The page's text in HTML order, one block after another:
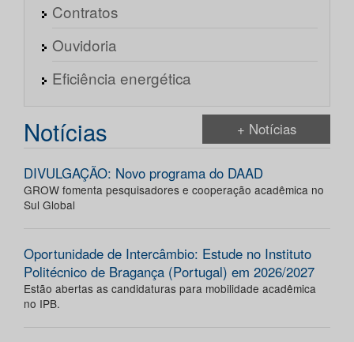
Contratos
Ouvidoria
Eficiência energética
Notícias + Notícias
DIVULGAÇÃO: Novo programa do DAAD
GROW fomenta pesquisadores e cooperação acadêmica no
Sul Global
Oportunidade de Intercâmbio: Estude no Instituto
Politécnico de Bragança (Portugal) em 2026/2027
Estão abertas as candidaturas para mobilidade acadêmica
no IPB.